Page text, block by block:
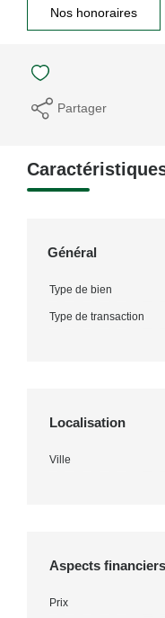
Nos honoraires
Partager
Général
Type de bien
Type de transaction
Localisation
Ville
Aspects financiers
Prix